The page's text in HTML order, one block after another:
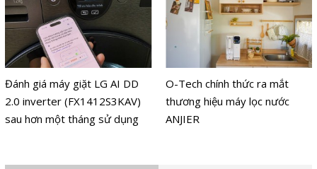
Đánh giá máy giặt LG AI DD
2.0 inverter (FX1412S3KAV)
sau hơn một tháng sử dụng
O-Tech chính thức ra mắt
thương hiệu máy lọc nước
ANJIER